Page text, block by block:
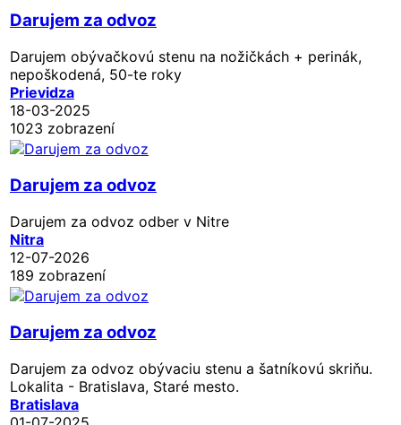
Darujem za odvoz
Darujem obývačkovú stenu na nožičkách + perinák,
nepoškodená, 50-te roky
Prievidza
18-03-2025
1023 zobrazení
Darujem za odvoz
Darujem za odvoz odber v Nitre
Nitra
12-07-2026
189 zobrazení
Darujem za odvoz
Darujem za odvoz obývaciu stenu a šatníkovú skriňu.
Lokalita - Bratislava, Staré mesto.
Bratislava